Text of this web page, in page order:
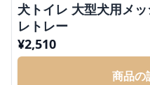
犬トイレ 大型犬用メ
レトレー
¥2,510
商品の